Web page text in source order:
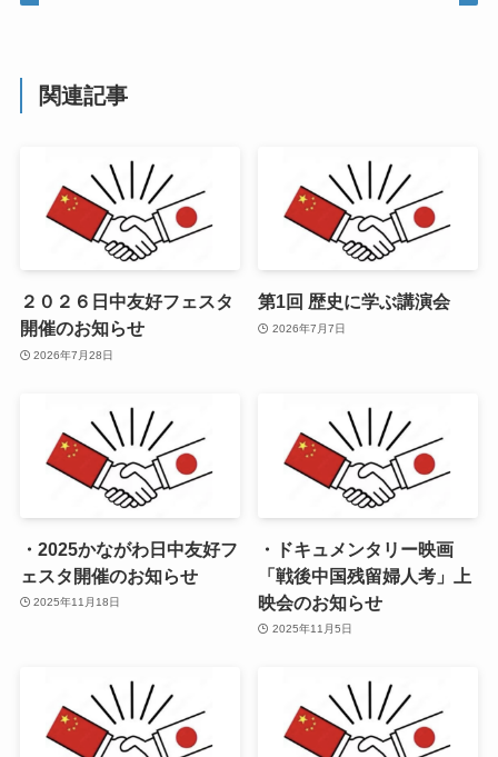
関連記事
２０２６日中友好フェスタ
開催のお知らせ
2026年7月28日
第1回 歴史に学ぶ講演会
2026年7月7日
・2025かながわ日中友好フ
ェスタ開催のお知らせ
2025年11月18日
・ドキュメンタリー映画
「戦後中国残留婦人考」上
映会のお知らせ
2025年11月5日